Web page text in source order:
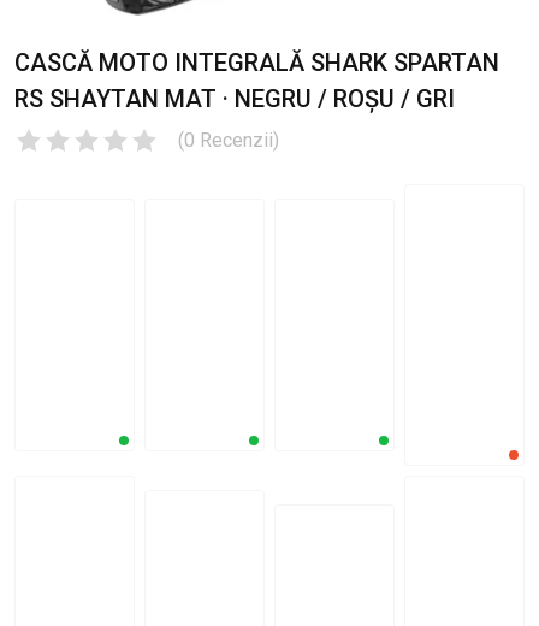
CASCĂ MOTO INTEGRALĂ SHARK SPARTAN
RS SHAYTAN MAT · NEGRU / ROȘU / GRI
(0 Recenzii)